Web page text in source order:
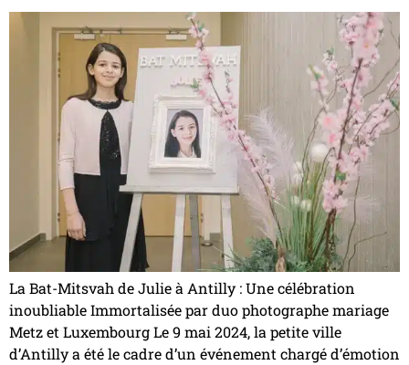
La Bat-Mitsvah de Julie à Antilly : Une célébration
inoubliable Immortalisée par duo photographe mariage
Metz et Luxembourg Le 9 mai 2024, la petite ville
d’Antilly a été le cadre d’un événement chargé d’émotion